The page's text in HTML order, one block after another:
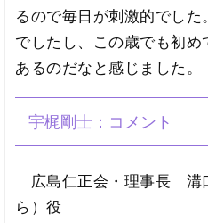
るので毎日が刺激的でし
でしたし、この歳でも初め
あるのだなと感じました。
宇梶剛士：コメント
広島仁正会・理事長 溝
ら）役